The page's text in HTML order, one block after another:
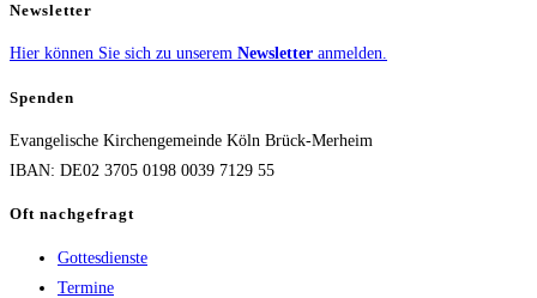
Newsletter
Hier können Sie sich zu unserem Newsletter anmelden.
Spenden
Evangelische Kirchengemeinde Köln Brück-Merheim
IBAN: DE02 3705 0198 0039 7129 55
Oft nachgefragt
Gottesdienste
Termine